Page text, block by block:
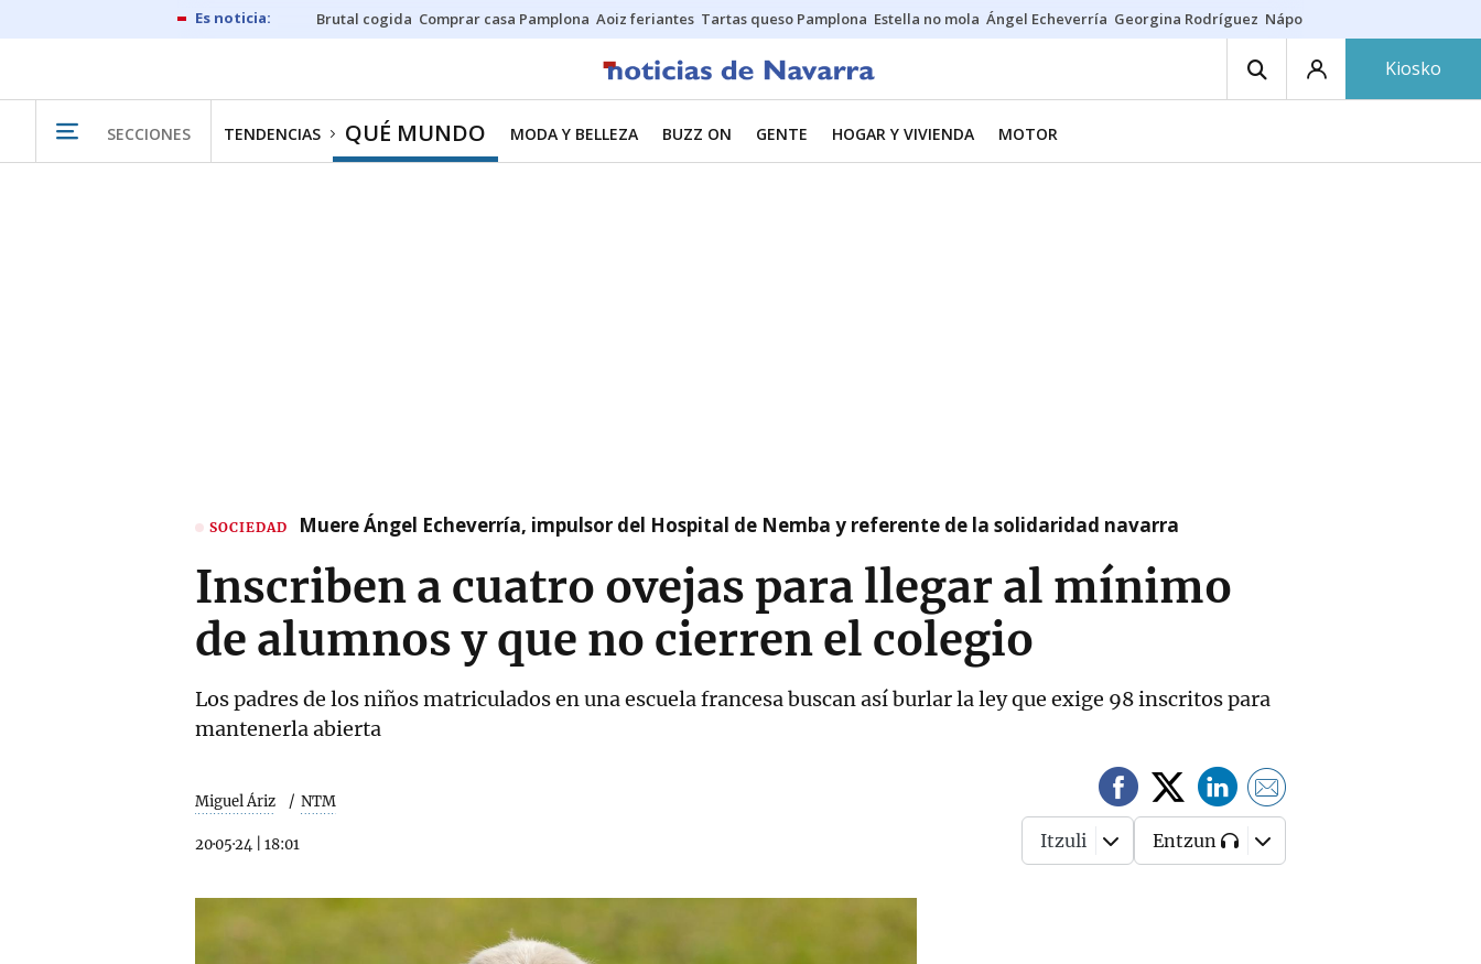
Brutal cogida Comprar casa Pamplona Aoiz feriantes Tartas queso Pamplona Estella no mola Ángel Echeverría Georgina Rodríguez Nápoles - Osasuna
Kiosko
SECCIONES TENDENCIAS QUÉ MUNDO MODA Y BELLEZA BUZZ ON GENTE HOGAR Y VIVIENDA MOTOR
SOCIEDAD Muere Ángel Echeverría, impulsor del Hospital de Nemba y referente de la solidaridad navarra
Inscriben a cuatro ovejas para llegar al mínimo
de alumnos y que no cierren el colegio
Los padres de los niños matriculados en una escuela francesa buscan así burlar la ley que exige 98 inscritos para
mantenerla abierta
Miguel Áriz NTM
20·05·24 18:01 Itzuli Entzun